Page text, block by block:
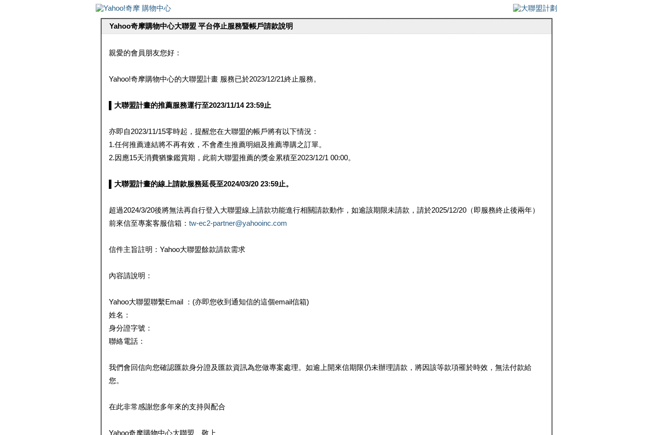
Yahoo奇摩購物中心大聯盟 平台停止服務暨帳戶請款說明
親愛的會員朋友您好：
Yahoo!奇摩購物中心的大聯盟計畫 服務已於2023/12/21終止服務。
▌大聯盟計畫的推薦服務運行至2023/11/14 23:59止
亦即自2023/11/15零時起，提醒您在大聯盟的帳戶將有以下情況：
1.任何推薦連結將不再有效，不會產生推薦明細及推薦導購之訂單。
2.因應15天消費猶豫鑑賞期，此前大聯盟推薦的獎金累積至2023/12/1 00:00。
▌大聯盟計畫的線上請款服務延長至2024/03/20 23:59止。
超過2024/3/20後將無法再自行登入大聯盟線上請款功能進行相關請款動作，如逾該期限未請款，請於2025/12/20（即服務終止後兩年）
前來信至專案客服信箱： tw-ec2-partner@yahooinc.com
信件主旨註明：Yahoo大聯盟餘款請款需求
內容請說明：
Yahoo大聯盟聯繫Email ：(亦即您收到通知信的這個email信箱)
姓名：
身分證字號：
聯絡電話：
我們會回信向您確認匯款身分證及匯款資訊為您做專案處理。如逾上開來信期限仍未辦理請款，將因該等款項罹於時效，無法付款給
您。
在此非常感謝您多年來的支持與配合
Yahoo奇摩購物中心大聯盟 敬上